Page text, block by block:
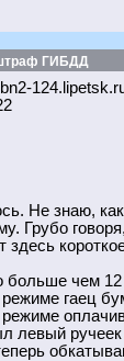
ГИБДД
Не знаю,
Грубо
здесь
больше чем
гаец
режиме
левый